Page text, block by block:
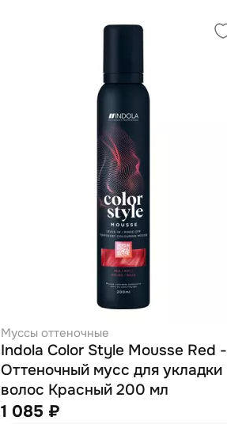
Муссы оттеночные
Indola Color Style Mousse Red -
Оттеночный мусс для укладки
волос Красный 200 мл
1 085 ₽